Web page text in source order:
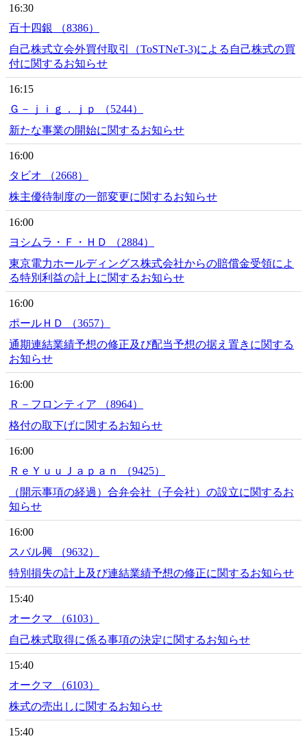
16:30
百十四銀 （8386）
自己株式立会外買付取引（ToSTNeT-3)による自己株式の買
付に関するお知らせ
16:15
Ｇ－ｊｉｇ．ｊｐ （5244）
新たな事業の開始に関するお知らせ
16:00
タビオ （2668）
株主優待制度の一部変更に関するお知らせ
16:00
ヨシムラ・Ｆ・ＨＤ （2884）
東京電力ホールディングス株式会社からの賠償金受領によ
る特別利益の計上に関するお知らせ
16:00
ポールＨＤ （3657）
通期連結業績予想の修正及び配当予想の据え置きに関する
お知らせ
16:00
Ｒ－フロンティア （8964）
格付の取下げに関するお知らせ
16:00
ＲｅＹｕｕＪａｐａｎ （9425）
（開示事項の経過）合弁会社（子会社）の設立に関するお
知らせ
16:00
スバル興 （9632）
特別損失の計上及び連結業績予想の修正に関するお知らせ
15:40
オークマ （6103）
自己株式取得に係る事項の決定に関するお知らせ
15:40
オークマ （6103）
株式の売出しに関するお知らせ
15:40